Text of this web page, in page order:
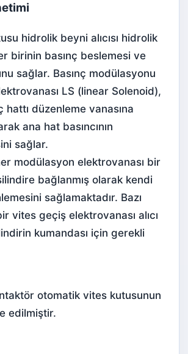
hidrolik beyni alıcısı hidrolik
birinin basınç beslemesi ve
sağlar. Basınç modülasyonu
LS (linear Solenoid),
hattı düzenleme vanasına
ana hat basıncının
sağlar.
modülasyon elektrovanası bir
bağlanmış olarak kendi
sağlamaktadır. Bazı
vites geçiş elektrovanası alıcı
kumandası için gerekli
otomatik vites kutusunun
edilmiştir.